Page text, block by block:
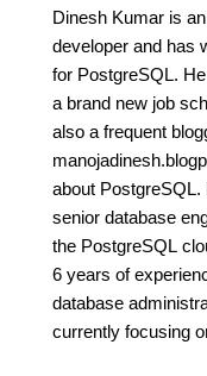
Dinesh Kumar is
developer and has
for PostgreSQL.
a brand new job
also a frequent
about
senior database
the PostgreSQL
6 years of
database
currently focusing